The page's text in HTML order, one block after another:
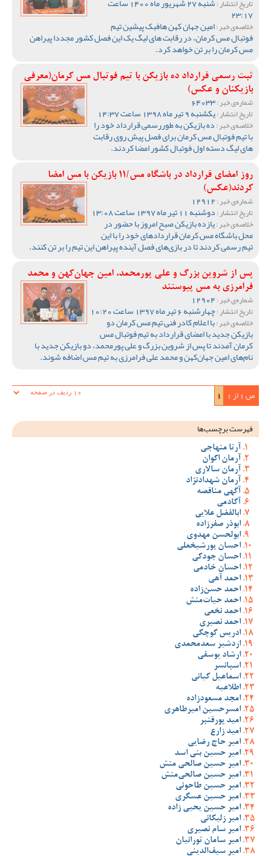
تاریخ انتشار :
23:17
خلاصه‌ی خبر :امین جهان کهن هافبک پیشین تیم
فوتبال مس کرمان، در رقابت های لیگ یک این فصل کشور مجددا پیراهن
مس کرمان را بر تن خواهد کرد.
ثبت رسمی قرارداد ده بازیکن با تیم فوتبال مس کرمان(معرفی
بازیکنان و عکس)
شماره‌ی خبر :
تاریخ انتشار :یکشنبه 9 تیر ماه 1398 ساعت 14:37
خلاصه‌ی خبر :ده بازیکن به طوررسمی قرارداد خود را
با تیم فوتبال مس کرمان برای فصل پیش روی رقابت
های لیگ دسته اول فوتبال کشور امضا کردند.
روز امضای قرارداد در باشگاه مس/11 بازیکن با مس امضا
کردند(عکس)
شماره‌ی خبر :
تاریخ انتشار :دوشنبه 11 تیر ماه 1397 ساعت 13:08
خلاصه‌ی خبر :یازده بازیکن صبح امروز با حضور در
محل باشگاه مس کرمان قراردادهای خود را با این
تیم رسمی کردند تا در بازی‌های فصل آینده پیراهن این تیم را بر تن کنند.
پس از شروین بزرگ و علی پورمحمد، امین جهان‌کهن و محمد
فرامرزی به مس پیوستند
شماره‌ی خبر :
تاریخ انتشار :چهارشنبه 6 تیر ماه 1397 ساعت 10:20
خلاصه‌ی خبر :با اعلام کادر فنی تیم مس کرمان دو
بازیکن جدید با امضای قرارداد به تیم فوتبال مس
کرمان آمدند تا پس از شروین بزرگ و علی پورمحمد، دو بازیکن جدید با
نام‌های امین جهان‌کهن و محمد علی فرامرزی به تیم مس اضافه شوند.
ص 1 از 1 1
فهرست برچسب‌ها
آرتا منهاجی
آرمان اکوان
آرمان سالاری
آرمان شهدادنژاد
آگهی مناقصه
آکادمی
ابالفضل علایی
ابوذر صفرزاده
ابولحسن مهدوی
احسان پورشیخعلی
احسان جودکی
احسان خادمی
احمد آهی
احمد حسن‌زاده
احمد حیات‌منش
احمد نخعی
احمد نصیری
ادریس کوچکی
اردشیر سعدمحمدی
ارشاد یوسفی
اسپانسر
اسماعیل کیانی
اطلاعیه
امجد مسعودزاده
امسرحسین امیرطاهری
امید پورقنبر
امید زارع
امیر حاج رضایی
امیر حسین بنی اسد
امیر حسین صالحی منش
امیر حسین صالحی‌منش
امیر حسین طاحونی
امیر حسین عسگری
امیر حسین یحیی زاده
امیر زلیکانی
امیر سام نصیری
امیر سامان تورانیان
امیر سیف‌الدینی